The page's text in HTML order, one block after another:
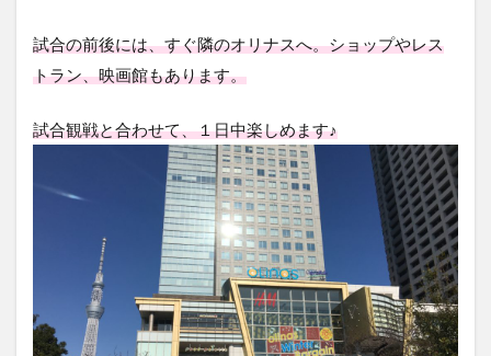
試合の前後には、すぐ隣のオリナスへ。ショップやレス
トラン、映画館もあります。
試合観戦と合わせて、１日中楽しめます♪